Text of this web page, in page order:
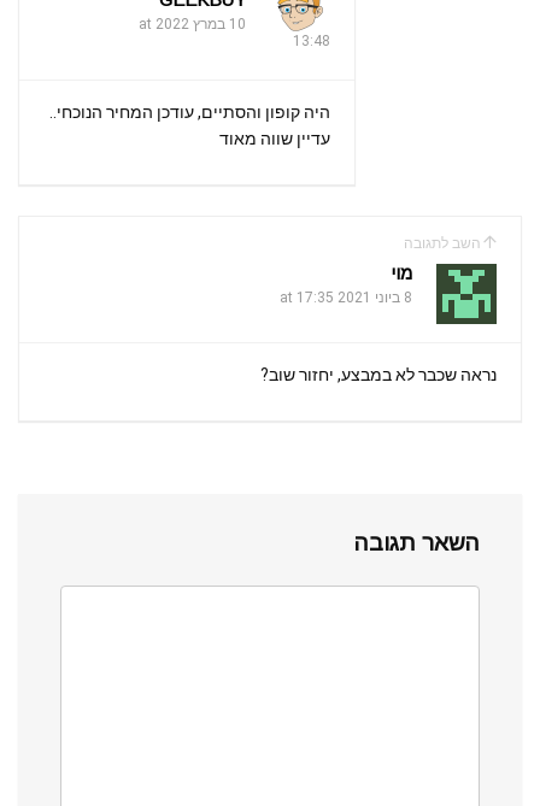
10 במרץ 2022 at
13:48
היה קופון והסתיים, עודכן המחיר הנוכחי..
עדיין שווה מאוד
השב לתגובה
מוי
8 ביוני 2021 at 17:35
נראה שכבר לא במבצע, יחזור שוב?
השאר תגובה